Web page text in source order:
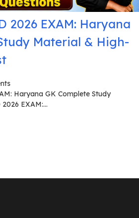
2026 EXAM: Haryana
Material & High-
Haryana GK Complete Study
EXAM:...